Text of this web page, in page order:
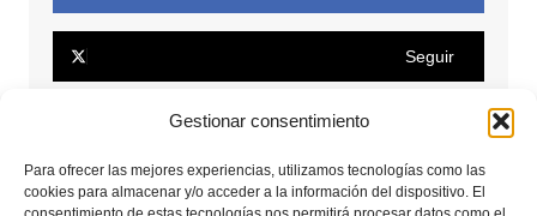
Gestionar consentimiento
Para ofrecer las mejores experiencias, utilizamos tecnologías como las
cookies para almacenar y/o acceder a la información del dispositivo. El
Seguir
Conectar